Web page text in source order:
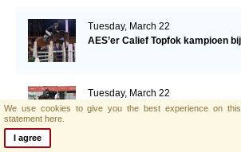
Tuesday, March 22
AES’er Calief Topfok kampioen
Tuesday, March 22
Deja Vu van de Hoge Weide wint
We use cookies to give you the best experience on
statement here.
I agree